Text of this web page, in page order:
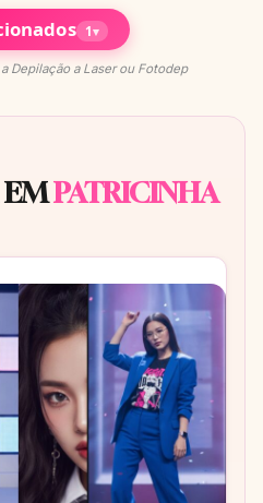
1▾
Depilação a Laser ou Fotodep
EMPATRICINHA